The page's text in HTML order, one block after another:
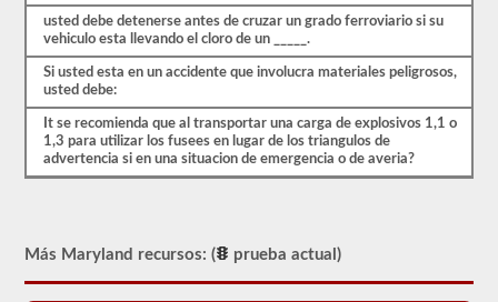
utilizado
desde
1999
para
aprobar
examen
aprobación
usted debe detenerse antes de cruzar un grado ferroviario si su
vehiculo esta llevando el cloro de un _____.
Si usted esta en un accidente que involucra materiales peligrosos,
usted debe:
It se recomienda que al transportar una carga de explosivos 1,1 o
1,3 para utilizar los fusees en lugar de los triangulos de
advertencia si en una situacion de emergencia o de averia?
Más Maryland recursos: ( prueba actual)